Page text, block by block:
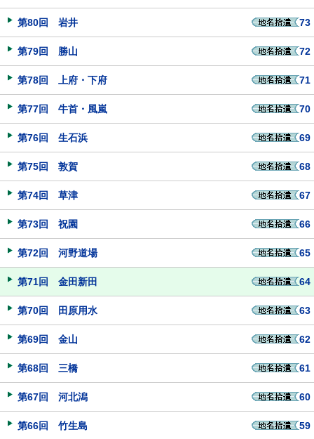
第80回 岩井 73
第79回 勝山 72
第78回 上府・下府 71
第77回 牛首・風嵐 70
第76回 生石浜 69
第75回 敦賀 68
第74回 草津 67
第73回 祝園 66
第72回 河野道場 65
第71回 金田新田 64
第70回 田原用水 63
第69回 金山 62
第68回 三橋 61
第67回 河北潟 60
第66回 竹生島 59